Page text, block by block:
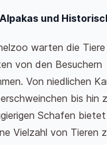
und
warten die
von den Besuchern
Von niedlichen
bis hin
Schafen
Vielzahl von Tieren